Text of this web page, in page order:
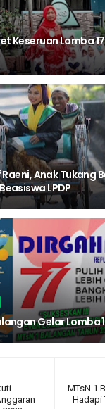
Keseruan Lomba 17
Anak Tukang
LPDP
Gelar Lomba
MTsN 1
Hadapi